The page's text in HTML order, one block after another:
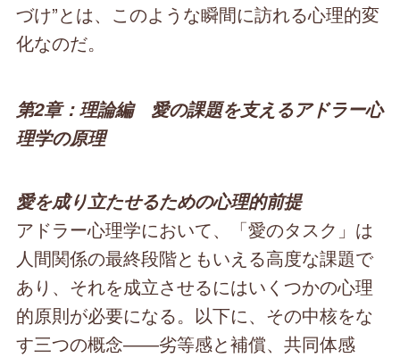
づけ”とは、このような瞬間に訪れる心理的変
化なのだ。
第2章：理論編 愛の課題を支えるアドラー心
理学の原理
愛を成り立たせるための心理的前提
アドラー心理学において、「愛のタスク」は
人間関係の最終段階ともいえる高度な課題で
あり、それを成立させるにはいくつかの心理
的原則が必要になる。以下に、その中核をな
す三つの概念――劣等感と補償、共同体感